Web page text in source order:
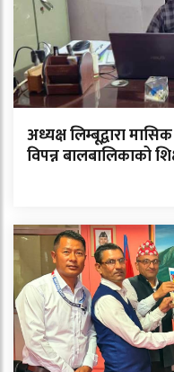
अध्यक्ष लिम्बूद्वारा
विपन्न बालबालिकाको